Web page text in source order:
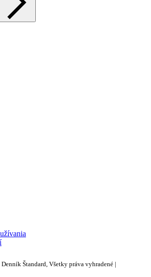
Denník Štandard, Všetky práva vyhradené |